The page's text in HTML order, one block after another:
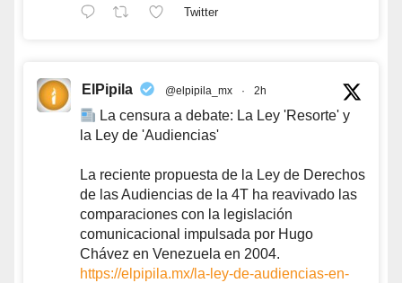
Twitter
ElPipila @elpipila_mx · 2h
La censura a debate: La Ley 'Resorte' y
la Ley de 'Audiencias'
La reciente propuesta de la Ley de Derechos
de las Audiencias de la 4T ha reavivado las
comparaciones con la legislación
comunicacional impulsada por Hugo
Chávez en Venezuela en 2004.
https://elpipila.mx/la-ley-de-audiencias-en-